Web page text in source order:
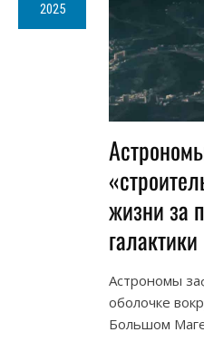
2025
жизни за
галактики
Астрономы
оболочке
Большом